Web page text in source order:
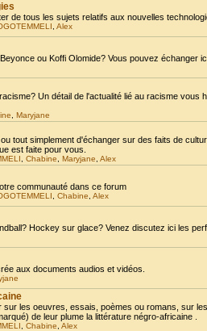
de tous les sujets relatifs aux nouvelles
Alex
ou Koffi Olomide? Vous pouvez échanger
Un détail de l'actualité lié au racisme
Maryjane
tout simplement d'échanger sur des faits de
est faite pour vous.
Chabine Maryjane Alex
communauté dans ce forum
Chabine Alex
Hockey sur glace? Venez discutez ici les
aux documents audios et vidéos.
sur les oeuvres, essais, poèmes ou romans, sur
de leur plume la littérature négro-africaine .
Chabine Alex